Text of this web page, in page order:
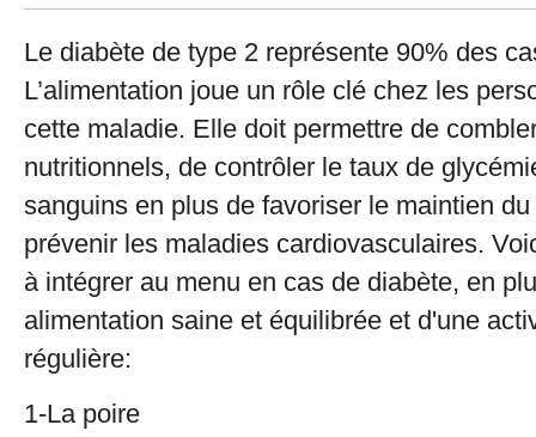
Le diabète de type 2 représente 90% des
L’alimentation joue un rôle clé chez les
cette maladie. Elle doit permettre de
nutritionnels, de contrôler le taux de
sanguins en plus de favoriser le maintien
prévenir les maladies cardiovasculaires.
à intégrer au menu en cas de diabète, en
alimentation saine et équilibrée et d'une
régulière:
1-La poire